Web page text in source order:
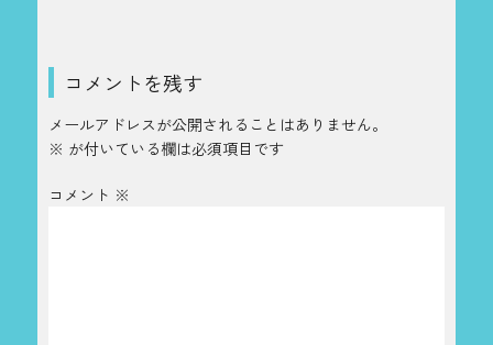
コメントを残す
メールアドレスが公開されることはありません。
※ が付いている欄は必須項目です
コメント ※